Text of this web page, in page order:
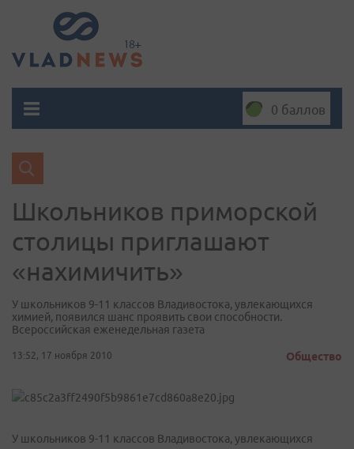
0 баллов
Школьников приморской
столицы приглашают
«нахимичить»
У школьников 9-11 классов Владивостока, увлекающихся
химией, появился шанс проявить свои способности.
Всероссийская еженедельная газета
13:52, 17 ноября 2010 Общество
У школьников 9-11 классов Владивостока, увлекающихся